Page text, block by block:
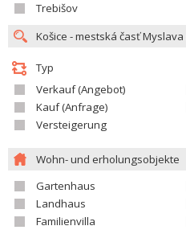
Trebišov
Typ
Verkauf (Angebot)
Kauf (Anfrage)
Versteigerung
Wohn- und erholungsobjekte
Gartenhaus
Landhaus
Familienvilla